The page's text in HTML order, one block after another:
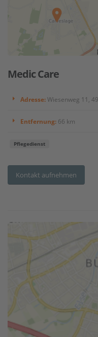
Medic Care
Adresse:Wiesenweg 11,
Entfernung: 66 km
Pflegedienst
Kontakt aufnehmen